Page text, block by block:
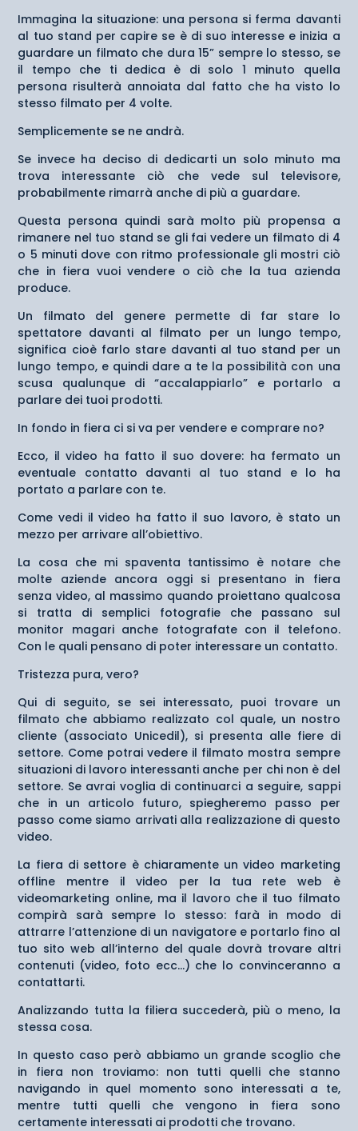
Immagina la situazione: una persona si ferma davanti
al tuo stand per capire se è di suo interesse e inizia a
guardare un filmato che dura 15” sempre lo stesso, se
il tempo che ti dedica è di solo 1 minuto quella
persona risulterà annoiata dal fatto che ha visto lo
stesso filmato per 4 volte.
Semplicemente se ne andrà.
Se invece ha deciso di dedicarti un solo minuto ma
trova interessante ciò che vede sul televisore,
probabilmente rimarrà anche di più a guardare.
Questa persona quindi sarà molto più propensa a
rimanere nel tuo stand se gli fai vedere un filmato di 4
o 5 minuti dove con ritmo professionale gli mostri ciò
che in fiera vuoi vendere o ciò che la tua azienda
produce.
Un filmato del genere permette di far stare lo
spettatore davanti al filmato per un lungo tempo,
significa cioè farlo stare davanti al tuo stand per un
lungo tempo, e quindi dare a te la possibilità con una
scusa qualunque di “accalappiarlo” e portarlo a
parlare dei tuoi prodotti.
In fondo in fiera ci si va per vendere e comprare no?
Ecco, il video ha fatto il suo dovere: ha fermato un
eventuale contatto davanti al tuo stand e lo ha
portato a parlare con te.
Come vedi il video ha fatto il suo lavoro, è stato un
mezzo per arrivare all’obiettivo.
La cosa che mi spaventa tantissimo è notare che
molte aziende ancora oggi si presentano in fiera
senza video, al massimo quando proiettano qualcosa
si tratta di semplici fotografie che passano sul
monitor magari anche fotografate con il telefono.
Con le quali pensano di poter interessare un contatto.
Tristezza pura, vero?
Qui di seguito, se sei interessato, puoi trovare un
filmato che abbiamo realizzato col quale, un nostro
cliente (associato Unicedil), si presenta alle fiere di
settore. Come potrai vedere il filmato mostra sempre
situazioni di lavoro interessanti anche per chi non è del
settore. Se avrai voglia di continuarci a seguire, sappi
che in un articolo futuro, spiegheremo passo per
passo come siamo arrivati alla realizzazione di questo
video.
La fiera di settore è chiaramente un video marketing
offline mentre il video per la tua rete web è
videomarketing online, ma il lavoro che il tuo filmato
compirà sarà sempre lo stesso: farà in modo di
attrarre l’attenzione di un navigatore e portarlo fino al
tuo sito web all’interno del quale dovrà trovare altri
contenuti (video, foto ecc…) che lo convinceranno a
contattarti.
Analizzando tutta la filiera succederà, più o meno, la
stessa cosa.
In questo caso però abbiamo un grande scoglio che
in fiera non troviamo: non tutti quelli che stanno
navigando in quel momento sono interessati a te,
mentre tutti quelli che vengono in fiera sono
certamente interessati ai prodotti che trovano.